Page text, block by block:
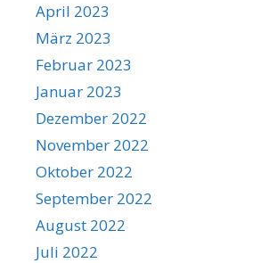
April 2023
März 2023
Februar 2023
Januar 2023
Dezember 2022
November 2022
Oktober 2022
September 2022
August 2022
Juli 2022